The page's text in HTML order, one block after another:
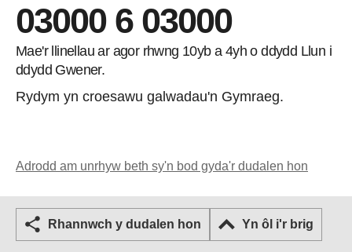
03000 6 03000
Mae'r llinellau ar agor rhwng 10yb a 4yh o ddydd Llun i
ddydd Gwener.
Rydym yn croesawu galwadau'n Gymraeg.
Adrodd am unrhyw beth sy'n bod gyda'r dudalen hon
Rhannwch y dudalen hon Yn ôl i'r brig